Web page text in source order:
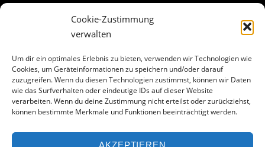
Cookie-Zustimmung
verwalten
Um dir ein optimales Erlebnis zu bieten, verwenden wir Technologien wie
Cookies, um Geräteinformationen zu speichern und/oder darauf
zuzugreifen. Wenn du diesen Technologien zustimmst, können wir Daten
wie das Surfverhalten oder eindeutige IDs auf dieser Website
verarbeiten. Wenn du deine Zustimmung nicht erteilst oder zurückziehst,
können bestimmte Merkmale und Funktionen beeinträchtigt werden.
ABOUT THE LANDING THEME…
The Landing theme is a one-page design WordPress theme
that’s focused on getting your audience to follow-through
with your call-to-action. Built to work seamlessly with our
drag & drop Builder plugin, it gives you the ability to
customize the look and feel of your content.